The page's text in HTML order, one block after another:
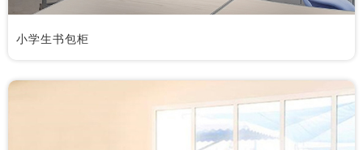
小学生书包柜